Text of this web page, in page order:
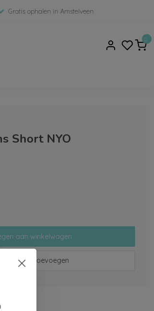
Gratis ophalen in Amstelveen
0
Short NYO
aan winkelwagen
toevoegen